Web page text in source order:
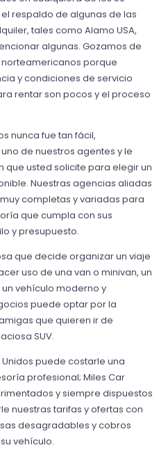
respaldo de algunas de las
tales como Alamo USA,
algunas. Gozamos de
porque
y condiciones de servicio
rentar son pocos y el proceso
nunca fue tan fácil,
de nuestros agentes y le
usted solicite para elegir un
Nuestras agencias aliadas
completas y variadas para
que cumpla con sus
y presupuesto.
que decide organizar un viaje
uso de una van o minivan, un
vehículo moderno y
puede optar por la
que quieren ir de
SUV.
puede costarle una
profesional; Miles Car
y siempre dispuestos
nuestras tarifas y ofertas con
desagradables y cobros
vehículo.